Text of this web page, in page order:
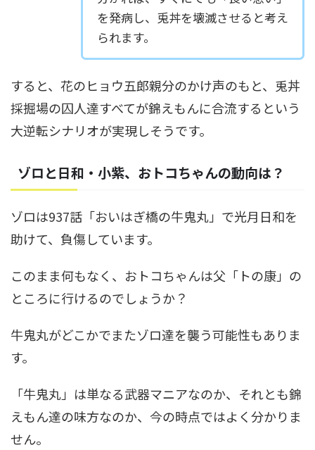
を発病し、兎丼を壊滅させると考え
られます。
すると、花のヒョウ五郎親分のかけ声のもと、兎丼
採掘場の囚人達すべてが錦えもんに合流するという
大逆転シナリオが実現しそうです。
ゾロと日和・小紫、おトコちゃんの動向は？
ゾロは937話「おいはぎ橋の牛鬼丸」で光月日和を
助けて、負傷しています。
このまま何もなく、おトコちゃんは父「トの康」の
ところに行けるのでしょうか？
牛鬼丸がどこかでまたゾロ達を襲う可能性もありま
す。
「牛鬼丸」は単なる武器マニアなのか、それとも錦
えもん達の味方なのか、今の時点ではよく分かりま
せん。